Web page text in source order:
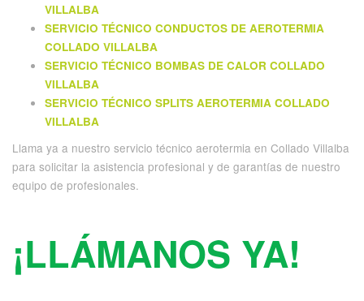
VILLALBA
SERVICIO TÉCNICO CONDUCTOS DE AEROTERMIA
COLLADO VILLALBA
SERVICIO TÉCNICO BOMBAS DE CALOR COLLADO
VILLALBA
SERVICIO TÉCNICO SPLITS AEROTERMIA COLLADO
VILLALBA
Llama ya a nuestro servicio técnico aerotermia en Collado Villalba
para solicitar la asistencia profesional y de garantías de nuestro
equipo de profesionales.
¡LLÁMANOS YA!